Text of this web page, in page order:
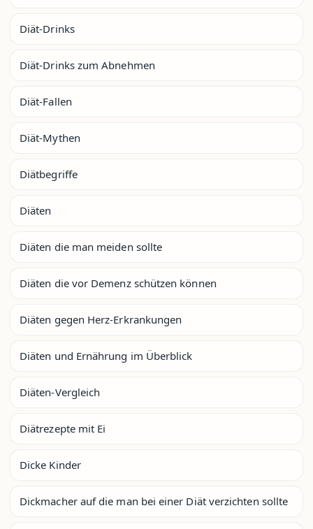
Diät-Drinks
Diät-Drinks zum Abnehmen
Diät-Fallen
Diät-Mythen
Diätbegriffe
Diäten
Diäten die man meiden sollte
Diäten die vor Demenz schützen können
Diäten gegen Herz-Erkrankungen
Diäten und Ernährung im Überblick
Diäten-Vergleich
Diätrezepte mit Ei
Dicke Kinder
Dickmacher auf die man bei einer Diät verzichten sollte